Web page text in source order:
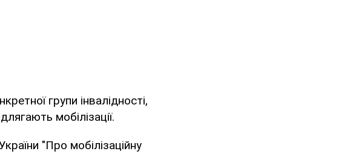
групи інвалідності,
мобілізації.
"Про мобілізаційну